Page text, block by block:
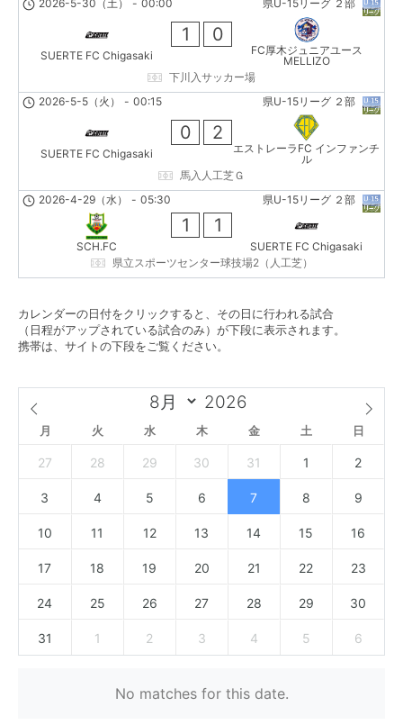
県U-15リーグ ２部
2026-5-30（土） - 00:00
SUERTE FC Chigasaki
1 0
FC厚木ジュニアユース
MELLIZO
下川入サッカー場
県U-15リーグ ２部
2026-5-5（火） - 00:15
SUERTE FC Chigasaki
0 2
エストレーラFC インファンチ
ル
馬入人工芝Ｇ
県U-15リーグ ２部
2026-4-29（水） - 05:30
SCH.FC
1 1
SUERTE FC Chigasaki
県立スポーツセンター球技場2（人工芝）
カレンダーの日付をクリックすると、その日に行われる試合
（日程がアップされている試合のみ）が下段に表示されます。
携帯は、サイトの下段をご覧ください。
月 火 水 木 金 土 日
27 28 29 30 31 1 2
3 4 5 6 7 8 9
10 11 12 13 14 15 16
17 18 19 20 21 22 23
24 25 26 27 28 29 30
31 1 2 3 4 5 6
No matches for this date.